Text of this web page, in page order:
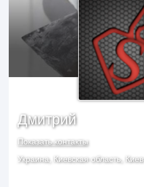
Дмитрий
Показать контакты
Украина, Киевская область, Киев